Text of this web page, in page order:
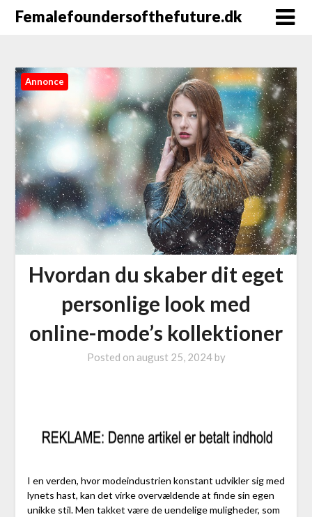
Femalefoundersofthefuture.dk
Annonce
Hvordan du skaber dit eget
personlige look med
online-mode’s kollektioner
Posted on august 25, 2024by
I en verden, hvor modeindustrien konstant udvikler sig med
lynets hast, kan det virke overvældende at finde sin egen
unikke stil. Men takket være de uendelige muligheder, som